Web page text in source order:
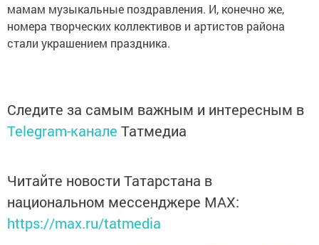
мамам музыкальные поздравления. И, конечно же,
номера творческих коллективов и артистов района
стали украшением праздника.
Следите за самым важным и интересным в
Telegram-канале Татмедиа
Читайте новости Татарстана в
национальном мессенджере MАХ:
https://max.ru/tatmedia